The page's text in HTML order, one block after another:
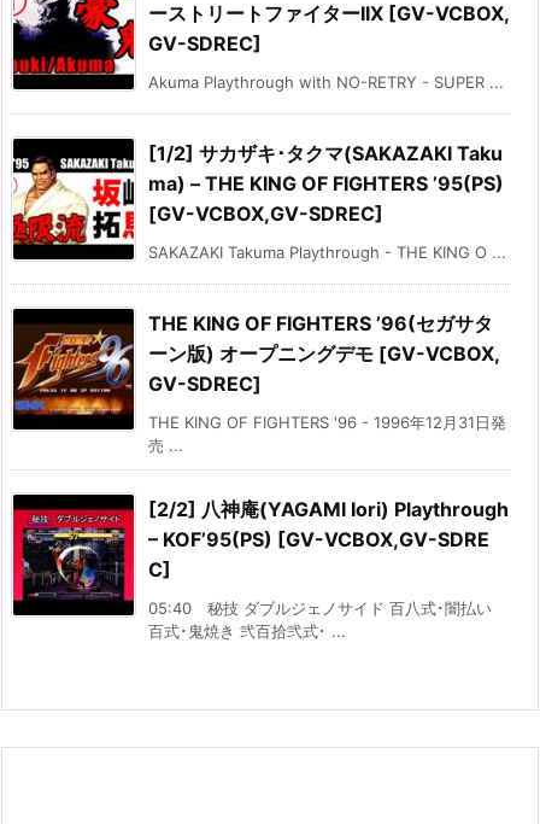
ーストリートファイターIIX [GV-VCBOX,
GV-SDREC]
Akuma Playthrough with NO-RETRY - SUPER ...
[1/2] サカザキ･タクマ(SAKAZAKI Taku
ma) – THE KING OF FIGHTERS ’95(PS)
[GV-VCBOX,GV-SDREC]
SAKAZAKI Takuma Playthrough - THE KING O ...
THE KING OF FIGHTERS ’96(セガサタ
ーン版) オープニングデモ [GV-VCBOX,
GV-SDREC]
THE KING OF FIGHTERS '96 - 1996年12月31日発
売 ...
[2/2] 八神庵(YAGAMI Iori) Playthrough
– KOF’95(PS) [GV-VCBOX,GV-SDRE
C]
05:40 秘技 ダブルジェノサイド 百八式･闇払い
百式･鬼焼き 弐百拾弐式･ ...